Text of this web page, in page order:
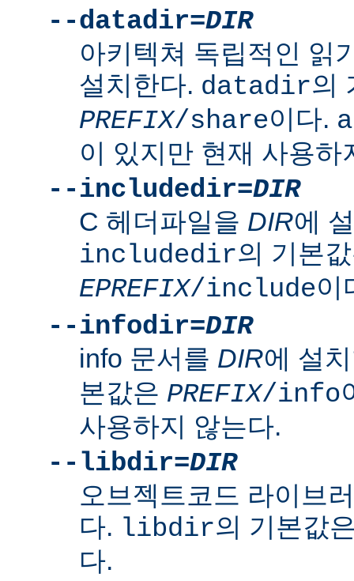
--datadir=DIR
아키텍쳐 독립적인 읽
설치한다. datadir의
PREFIX/share이다.
이 있지만 현재 사용하
--includedir=DIR
C 헤더파일을 DIR에
includedir의 기본
EPREFIX/include이
--infodir=DIR
info 문서를 DIR에 설
본값은 PREFIX/info
사용하지 않는다.
--libdir=DIR
오브젝트코드 라이브
다. libdir의 기본값
다.